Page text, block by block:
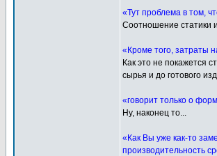
«Тут проблема в том,
Соотношение статики
«Кроме того, затраты
Как это не покажется
сырья и до готового
«говорит только о
Ну, наконец то...
«Как Вы уже как-то
производительность